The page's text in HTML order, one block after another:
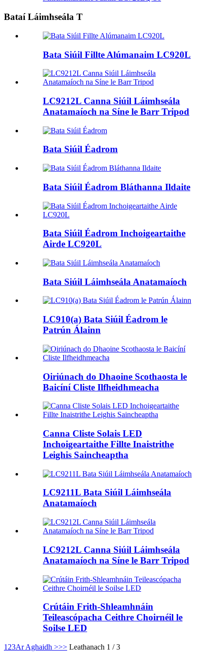
Bataí Láimhseála T
Bata Siúil Fillte Alúmanaim LC920L
LC9212L Canna Siúil Láimhseála
Anatamaíoch na Síne le Barr Tripod
Bata Siúil Éadrom
Bata Siúil Éadrom Bláthanna Ildaite
Bata Siúil Éadrom Inchoigeartaithe
Airde LC920L
Bata Siúil Láimhseála Anatamaíoch
LC910(a) Bata Siúil Éadrom le
Patrún Álainn
Oiriúnach do Dhaoine Scothaosta le
Baicíní Cliste Ilfheidhmeacha
Canna Cliste Solais LED
Inchoigeartaithe Fillte Inaistrithe
Leighis Saincheaptha
LC9211L Bata Siúil Láimhseála
Anatamaíoch
LC9212L Canna Siúil Láimhseála
Anatamaíoch na Síne le Barr Tripod
Crútáin Frith-Shleamhnáin
Teileascópacha Ceithre Choirnéil le
Soilse LED
1 23Ar Aghaidh >>> Leathanach 1 / 3